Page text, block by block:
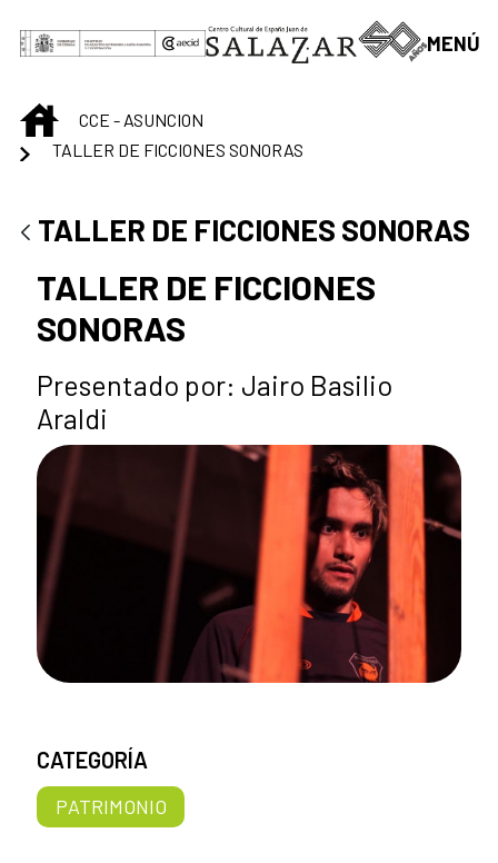
Saltar al contenido principal
MENÚ
INICIOCCE - ASUNCION
TALLER DE FICCIONES SONORAS
TALLER DE FICCIONES SONORAS
TALLER DE FICCIONES
SONORAS
Presentado por: Jairo Basilio
Araldi
CATEGORÍA
PATRIMONIO